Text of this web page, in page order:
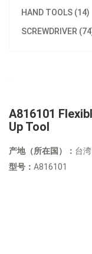
HAND TOOLS (14)
SCREWDRIVER
A816101
Up Tool
产地（所在国）： 台湾
型号： A816101